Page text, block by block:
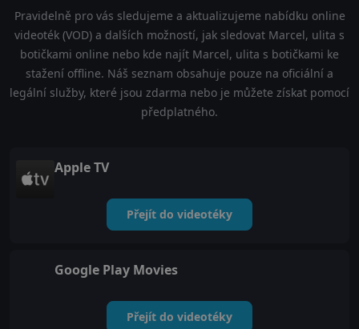
Pravidelně pro vás sledujeme a aktualizujeme nabídku online
videoték (VOD) a dalších možností, jak sledovat Marcel, ulita s
botičkami online nebo kde najít Marcel, ulita s botičkami ke
stažení offline. Náš seznam obsahuje pouze na oficiální a
legální služby, které jsou zdarma nebo je můžete získat pomocí
předplatného.
Apple TV
Přejít do videotéky
Google Play Movies
Přejít do videotéky